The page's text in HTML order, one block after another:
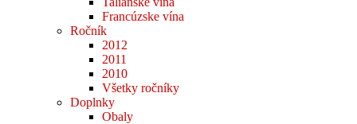
Francúzske vína
Ročník
2012
2011
2010
Všetky ročníky
Doplnky
Obaly